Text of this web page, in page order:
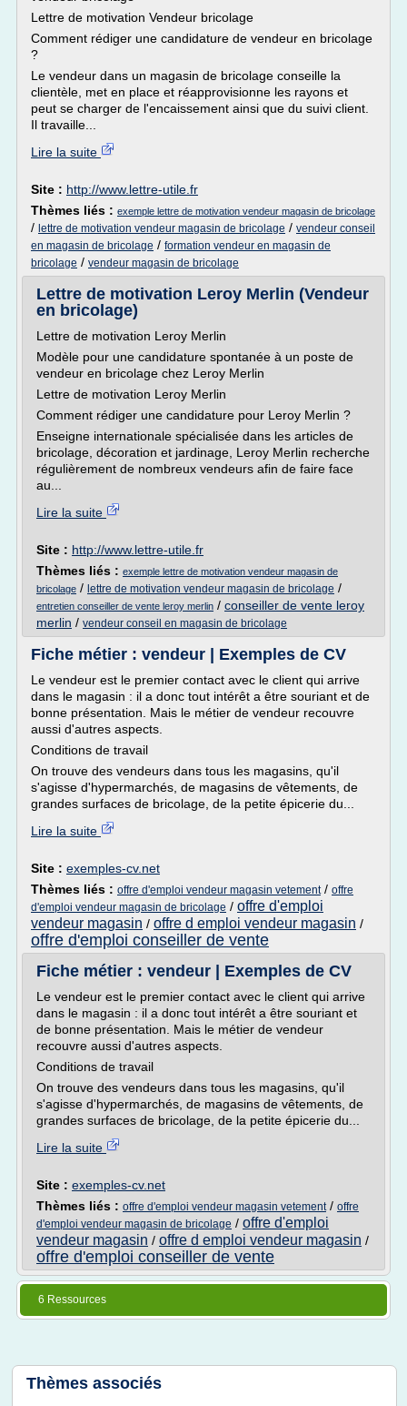
Lettre de motivation Vendeur bricolage
Comment rédiger une candidature de vendeur en bricolage
?
Le vendeur dans un magasin de bricolage conseille la
clientèle, met en place et réapprovisionne les rayons et
peut se charger de l'encaissement ainsi que du suivi client.
Il travaille...
Lire la suite
Site : http://www.lettre-utile.fr
Thèmes liés : exemple lettre de motivation vendeur magasin de bricolage
/ lettre de motivation vendeur magasin de bricolage / vendeur conseil
en magasin de bricolage / formation vendeur en magasin de
bricolage / vendeur magasin de bricolage
Lettre de motivation Leroy Merlin (Vendeur
en bricolage)
Lettre de motivation Leroy Merlin
Modèle pour une candidature spontanée à un poste de
vendeur en bricolage chez Leroy Merlin
Lettre de motivation Leroy Merlin
Comment rédiger une candidature pour Leroy Merlin ?
Enseigne internationale spécialisée dans les articles de
bricolage, décoration et jardinage, Leroy Merlin recherche
régulièrement de nombreux vendeurs afin de faire face
au...
Lire la suite
Site : http://www.lettre-utile.fr
Thèmes liés : exemple lettre de motivation vendeur magasin de
bricolage / lettre de motivation vendeur magasin de bricolage /
entretien conseiller de vente leroy merlin / conseiller de vente leroy
merlin / vendeur conseil en magasin de bricolage
Fiche métier : vendeur | Exemples de CV
Le vendeur est le premier contact avec le client qui arrive
dans le magasin : il a donc tout intérêt a être souriant et de
bonne présentation. Mais le métier de vendeur recouvre
aussi d'autres aspects.
Conditions de travail
On trouve des vendeurs dans tous les magasins, qu'il
s'agisse d'hypermarchés, de magasins de vêtements, de
grandes surfaces de bricolage, de la petite épicerie du...
Lire la suite
Site : exemples-cv.net
Thèmes liés : offre d'emploi vendeur magasin vetement/ offre
d'emploi vendeur magasin de bricolage / offre d'emploi
vendeur magasin / offre d emploi vendeur magasin /
offre d'emploi conseiller de vente
Fiche métier : vendeur | Exemples de CV
Le vendeur est le premier contact avec le client qui arrive
dans le magasin : il a donc tout intérêt a être souriant et
de bonne présentation. Mais le métier de vendeur
recouvre aussi d'autres aspects.
Conditions de travail
On trouve des vendeurs dans tous les magasins, qu'il
s'agisse d'hypermarchés, de magasins de vêtements, de
grandes surfaces de bricolage, de la petite épicerie du...
Lire la suite
Site : exemples-cv.net
Thèmes liés : offre d'emploi vendeur magasin vetement/ offre
d'emploi vendeur magasin de bricolage / offre d'emploi
vendeur magasin / offre d emploi vendeur magasin /
offre d'emploi conseiller de vente
6 Ressources
Thèmes associés